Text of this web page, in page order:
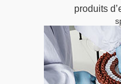
produits
premier